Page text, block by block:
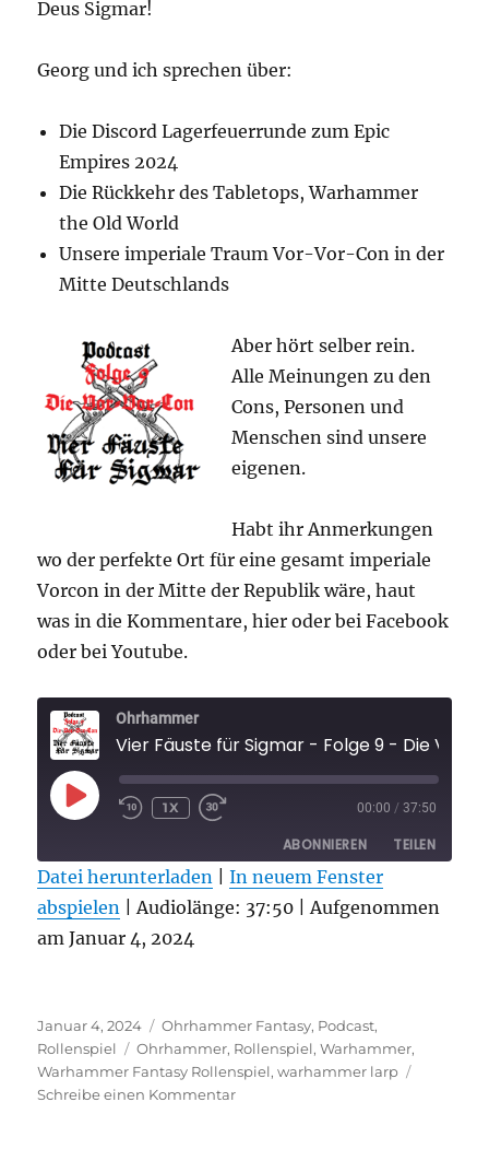
passieren.
Deus Sigmar!
Georg und ich sprechen über:
Die Discord Lagerfeuerrunde zum Epic
Empires 2024
Die Rückkehr des Tabletops, Warhammer
the Old World
Unsere imperiale Traum Vor-Vor-Con in der
Mitte Deutschlands
Aber hört selber rein.
Alle Meinungen zu den
Cons, Personen und
Menschen sind unsere
eigenen.
Habt ihr Anmerkungen
wo der perfekte Ort für eine gesamt imperiale
Vorcon in der Mitte der Republik wäre, haut
was in die Kommentare, hier oder bei Facebook
oder bei Youtube.
Ohrhammer
PLAY
EPISODE
1X 00:00 / 37:50
ABONNIEREN TEILEN
RSS FEED
TEILEN
LINK
Datei herunterladen |In neuem Fenster
abspielen |Audiolänge: 37:50 |Aufgenommen
am Januar 4, 2024
Veröffentlicht
am
Januar 4, 2024 Kategorien
Ohrhammer Fantasy, Podcast,
Rollenspiel
Schlagwörter
Ohrhammer, Rollenspiel,Warhammer,
Warhammer Fantasy Rollenspiel,warhammer larp
Schreibe einen Kommentarzu